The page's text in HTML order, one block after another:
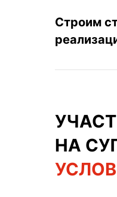
Строим
НА